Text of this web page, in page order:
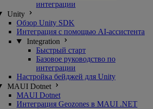
интеграции
Unity
Обзор Unity SDK
Интеграция с помощью AI-ассистента
Integration
Быстрый старт
Базовое руководство по
интеграции
Настройка бейджей для Unity
MAUI Dotnet
MAUI Dotnet
Интеграция Geozones в MAUI .NET